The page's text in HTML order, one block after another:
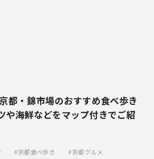
都・錦市場のおすすめ食べ歩き
や海鮮などをマップ付きでご紹
京都食べ歩き
京都グルメ